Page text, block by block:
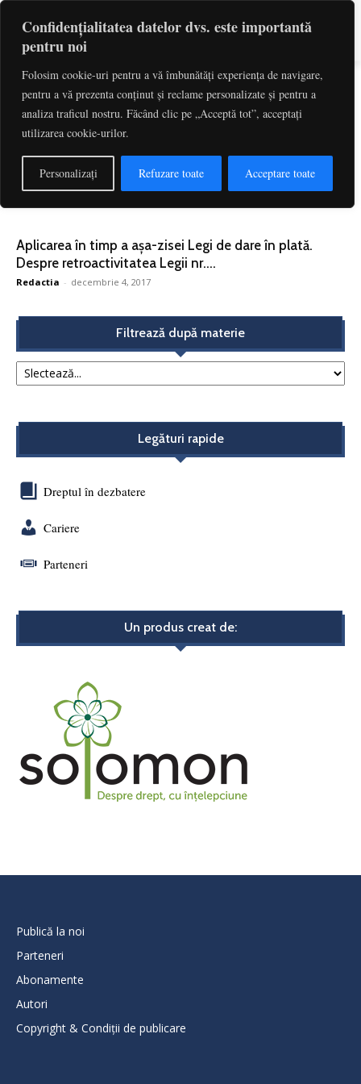
Confidențialitatea datelor dvs. este importantă
pentru noi
Folosim cookie-uri pentru a vă îmbunătăți experiența de navigare,
pentru a vă prezenta conținut și reclame personalizate și pentru a
analiza traficul nostru. Făcând clic pe „Acceptă tot”, acceptați
utilizarea cookie-urilor.
Personalizați Refuzare toate Acceptare toate
Etichetă: Aplicarea In Timp A Legii Darii
In Plata
O lectură constituțională, dincoace și dincolo de Legea
dării în plată | Valeriu Stoica
Aplicarea în timp a așa-zisei Legi de dare în plată.
Despre retroactivitatea Legii nr....
Redactia - decembrie 4, 2017
Filtrează după materie
Legături rapide
Dreptul în dezbatere
Cariere
Parteneri
Un produs creat de:
Publică la noi
Parteneri
Abonamente
Autori
Copyright & Condiții de publicare